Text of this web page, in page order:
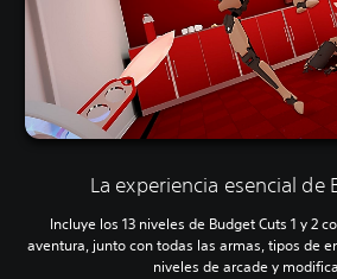
La experiencia esencial de
Incluye los 13 niveles de Budget Cuts 1 y 2
aventura, junto con todas las armas, tipos de
niveles de arcade y